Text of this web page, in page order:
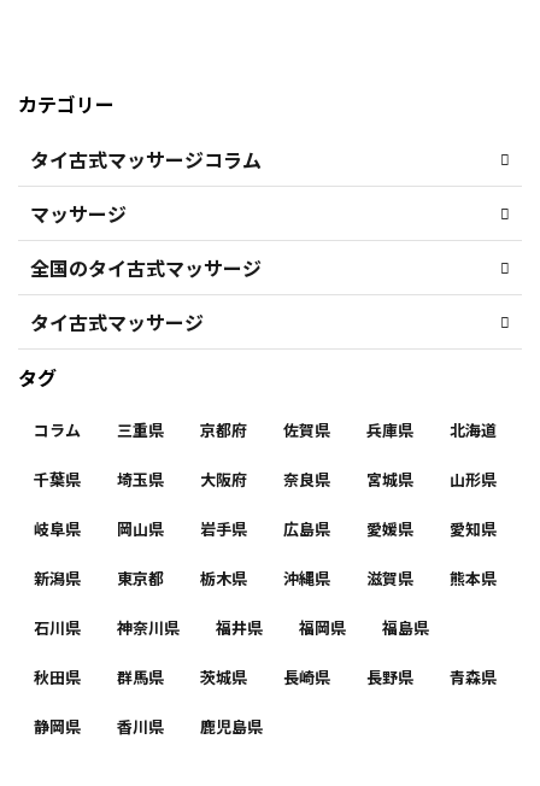
カテゴリー
タイ古式マッサージコラム
マッサージ
全国のタイ古式マッサージ
タイ古式マッサージ
タグ
コラム 三重県 京都府 佐賀県 兵庫県 北海道
千葉県 埼玉県 大阪府 奈良県 宮城県 山形県
岐阜県 岡山県 岩手県 広島県 愛媛県 愛知県
新潟県 東京都 栃木県 沖縄県 滋賀県 熊本県
石川県 神奈川県 福井県 福岡県 福島県
秋田県 群馬県 茨城県 長崎県 長野県 青森県
静岡県 香川県 鹿児島県